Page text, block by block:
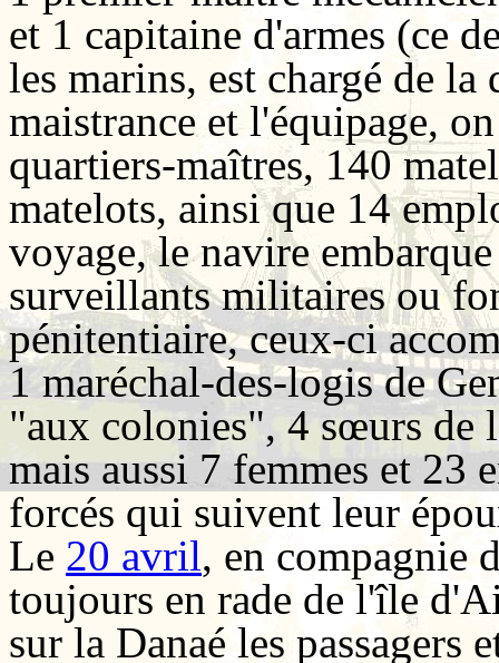
et 1 capitaine d'armes (ce
les marins, est chargé de
maistrance et l'équipage,
quartiers-maîtres, 140
matelots, ainsi que 14
voyage, le navire
surveillants militaires ou
pénitentiaire, ceux-ci
1 maréchal-des-logis de
"aux colonies", 4 sœurs de
mais aussi 7 femmes et 23
forcés qui suivent leur
Le 20 avril, en compagnie
toujours en rade de l'île
sur la Danaé les passagers